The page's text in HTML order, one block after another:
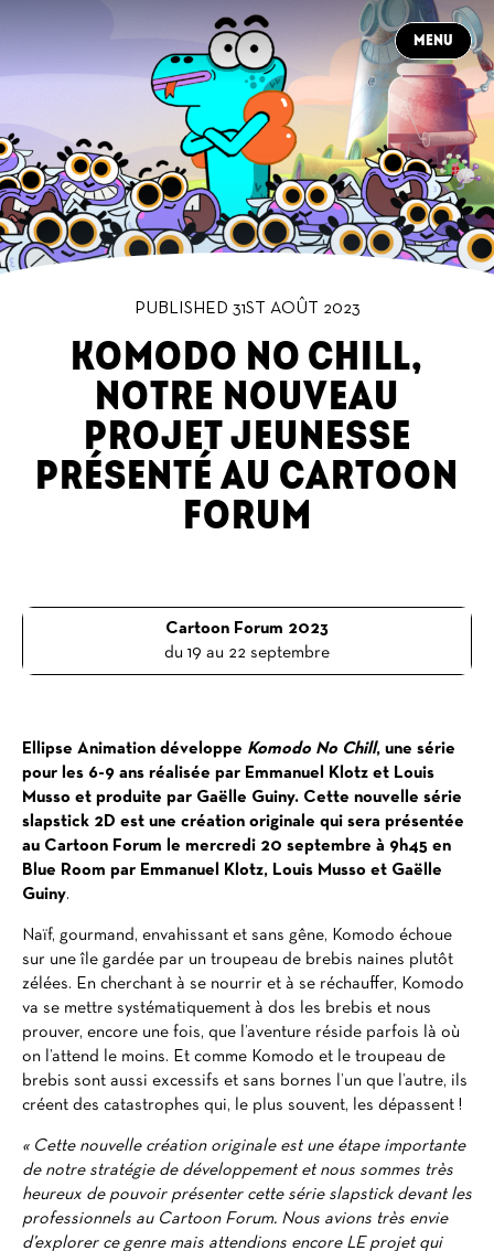
MENU
CLOSE
À PROPOS
CONTACT
NEWS
PRODUCTIONS
DANS LES COULISSESCARRIÈRES
PUBLISHED 31ST AOÛT 2023
KOMODO NO CHILL,
NOTRE NOUVEAU
PROJET JEUNESSE
PRÉSENTÉ AU CARTOON
FORUM
Cartoon Forum 2023
du 19 au 22 septembre
Ellipse Animation développe Komodo No Chill, une série
pour les 6-9 ans réalisée par Emmanuel Klotz et Louis
Musso et produite par Gaëlle Guiny. Cette nouvelle série
slapstick 2D est une création originale qui sera présentée
au Cartoon Forum le mercredi 20 septembre à 9h45 en
Blue Room par Emmanuel Klotz, Louis Musso et Gaëlle
Guiny.
Naïf, gourmand, envahissant et sans gêne, Komodo échoue
sur une île gardée par un troupeau de brebis naines plutôt
zélées. En cherchant à se nourrir et à se réchauffer, Komodo
va se mettre systématiquement à dos les brebis et nous
prouver, encore une fois, que l’aventure réside parfois là où
on l’attend le moins. Et comme Komodo et le troupeau de
brebis sont aussi excessifs et sans bornes l’un que l’autre, ils
créent des catastrophes qui, le plus souvent, les dépassent !
« Cette nouvelle création originale est une étape importante
de notre stratégie de développement et nous sommes très
heureux de pouvoir présenter cette série slapstick devant les
professionnels au Cartoon Forum. Nous avions très envie
d’explorer ce genre mais attendions encore LE projet qui